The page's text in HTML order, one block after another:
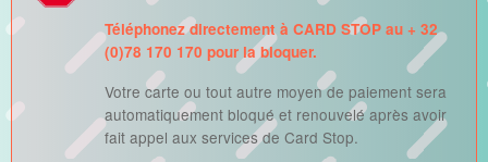
Téléphonez directement à CARD STOP au + 32
(0)78 170 170 pour la bloquer.
Votre carte ou tout autre moyen de paiement sera
automatiquement bloqué et renouvelé après avoir
fait appel aux services de Card Stop.